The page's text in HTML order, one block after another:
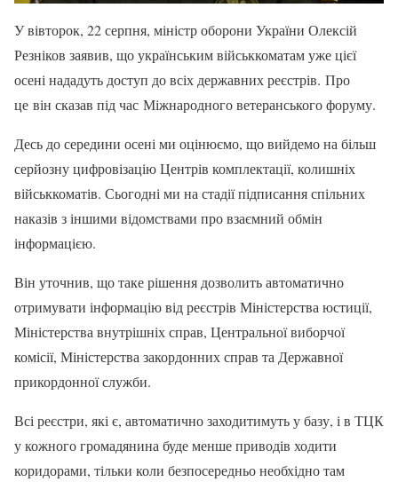
У вівторок, 22 серпня, міністр оборони України Олексій
Резніков заявив, що українським військкоматам уже цієї
осені нададуть доступ до всіх державних реєстрів. Про
це він сказав під час Міжнародного ветеранського форуму.
Десь до середини осені ми оцінюємо, що вийдемо на більш
серйозну цифровізацію Центрів комплектації, колишніх
військкоматів. Сьогодні ми на стадії підписання спільних
наказів з іншими відомствами про взаємний обмін
інформацією.
Він уточнив, що таке рішення дозволить автоматично
отримувати інформацію від реєстрів Міністерства юстиції,
Міністерства внутрішніх справ, Центральної виборчої
комісії, Міністерства закордонних справ та Державної
прикордонної служби.
Всі реєстри, які є, автоматично заходитимуть у базу, і в ТЦК
у кожного громадянина буде менше приводів ходити
коридорами, тільки коли безпосередньо необхідно там